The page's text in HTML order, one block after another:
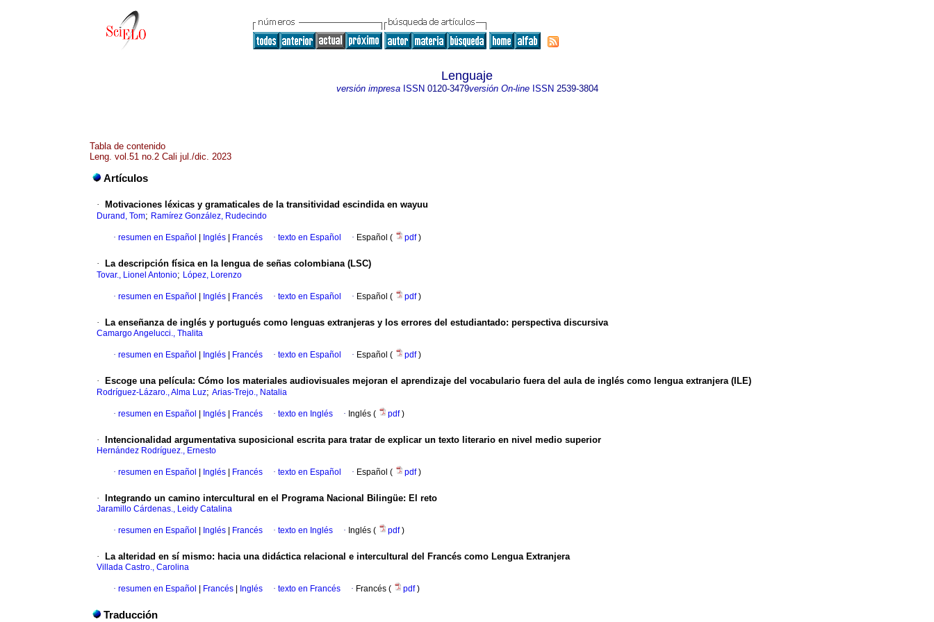
Lenguaje
versión impresaISSN 0120-3479versión On-lineISSN 2539-3804
Tabla de contenido
Leng. vol.51 no.2 Cali jul./dic. 2023
Artículos
· Motivaciones léxicas y gramaticales de la transitividad escindida en wayuu
Durand, Tom; Ramírez González, Rudecindo
· resumen en Español Inglés Francés · texto en Español · Español ( pdf)
· La descripción física en la lengua de señas colombiana (LSC)
Tovar., Lionel Antonio; López, Lorenzo
· resumen en Español Inglés Francés · texto en Español · Español ( pdf)
· La enseñanza de inglés y portugués como lenguas extranjeras y los errores del estudiantado: perspectiva discursiva
Camargo Angelucci., Thalita
· resumen en Español Inglés Francés · texto en Español · Español ( pdf)
· Escoge una película: Cómo los materiales audiovisuales mejoran el aprendizaje del vocabulario fuera del aula de inglés como lengua extranjera (ILE)
Rodríguez-Lázaro., Alma Luz; Arias-Trejo., Natalia
· resumen en Español Inglés Francés · texto en Inglés · Inglés ( pdf)
· Intencionalidad argumentativa suposicional escrita para tratar de explicar un texto literario en nivel medio superior
Hernández Rodríguez., Ernesto
· resumen en Español Inglés Francés · texto en Español · Español ( pdf)
· Integrando un camino intercultural en el Programa Nacional Bilingüe: El reto
Jaramillo Cárdenas., Leidy Catalina
· resumen en Español Inglés Francés · texto en Inglés · Inglés ( pdf)
· La alteridad en sí mismo: hacia una didáctica relacional e intercultural del Francés como Lengua Extranjera
Villada Castro., Carolina
· resumen en Español Francés Inglés · texto en Francés · Francés ( pdf)
Traducción